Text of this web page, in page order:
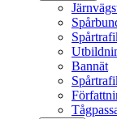
Bannät